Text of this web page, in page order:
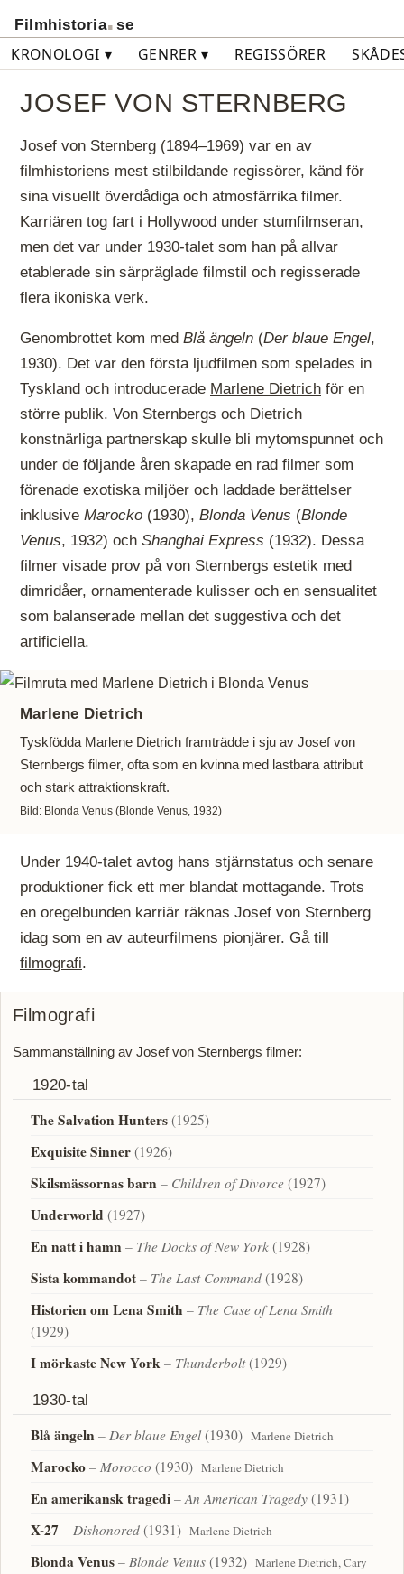
Filmhistoria.se
KRONOLOGI ▾ GENRER ▾ REGISSÖRER
JOSEF VON STERNBERG
Josef von Sternberg (1894–1969) var en av
filmhistoriens mest stilbildande regissörer, känd för
sina visuellt överdådiga och atmosfärrika filmer.
Karriären tog fart i Hollywood under stumfilmseran,
men det var under 1930-talet som han på allvar
etablerade sin särpräglade filmstil och regisserade
flera ikoniska verk.
Genombrottet kom med Blå ängeln (Der blaue Engel,
1930). Det var den första ljudfilmen som spelades in
Tyskland och introducerade Marlene Dietrich för en
större publik. Von Sternbergs och Dietrich
konstnärliga partnerskap skulle bli mytomspunnet och
under de följande åren skapade en rad filmer som
förenade exotiska miljöer och laddade berättelser
inklusive Marocko (1930), Blonda Venus (Blonde
Venus, 1932) och Shanghai Express (1932). Dessa
filmer visade prov på von Sternbergs estetik med
dimridåer, ornamenterade kulisser och en sensualitet
som balanserade mellan det suggestiva och det
artificiella.
Marlene Dietrich
Tyskfödda Marlene Dietrich framträdde i sju av Josef von
Sternbergs filmer, ofta som en kvinna med lastbara attribut
och stark attraktionskraft.
Bild: Blonda Venus (Blonde Venus, 1932)
Under 1940-talet avtog hans stjärnstatus och senare
produktioner fick ett mer blandat mottagande. Trots
en oregelbunden karriär räknas Josef von Sternberg
idag som en av auteurfilmens pionjärer. Gå till
filmografi.
Filmografi
Sammanställning av Josef von Sternbergs filmer:
1920-tal
The Salvation Hunters (1925)
Exquisite Sinner (1926)
Skilsmässornas barn – Children of Divorce (1927)
Underworld (1927)
En natt i hamn – The Docks of New York (1928)
Sista kommandot – The Last Command (1928)
Historien om Lena Smith – The Case of Lena Smith
(1929)
I mörkaste New York – Thunderbolt (1929)
1930-tal
Blå ängeln – Der blaue Engel (1930) Marlene Dietrich
Marocko – Morocco (1930) Marlene Dietrich
En amerikansk tragedi – An American Tragedy (1931)
X-27 – Dishonored (1931) Marlene Dietrich
Blonda Venus – Blonde Venus (1932) Marlene Dietrich, Cary